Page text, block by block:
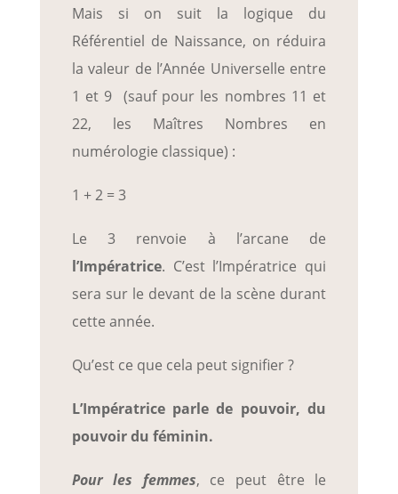
Mais si on suit la logique du
Référentiel de Naissance, on réduira
la valeur de l’Année Universelle entre
1 et 9 (sauf pour les nombres 11 et
22, les Maîtres Nombres en
numérologie classique) :
1 + 2 = 3
Le 3 renvoie à l’arcane de
l’Impératrice. C’est l’Impératrice qui
sera sur le devant de la scène durant
cette année.
Qu’est ce que cela peut signifier ?
L’Impératrice parle de pouvoir, du
pouvoir du féminin.
Pour les femmes, ce peut être le